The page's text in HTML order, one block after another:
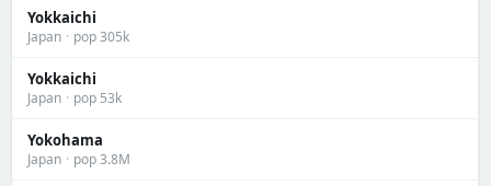
Yokkaichi
Japan · pop 305k
Yokkaichi
Japan · pop 53k
Yokohama
Japan · pop 3.8M